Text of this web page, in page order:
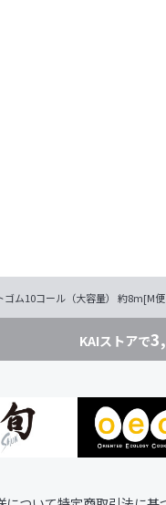
ゴム10コール（大容量） 約8m[M
KAIストアで